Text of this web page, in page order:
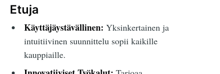
Etuja
Käyttäjäystävällinen: Yksinkertainen ja
intuitiivinen suunnittelu sopii kaikille
kauppiaille.